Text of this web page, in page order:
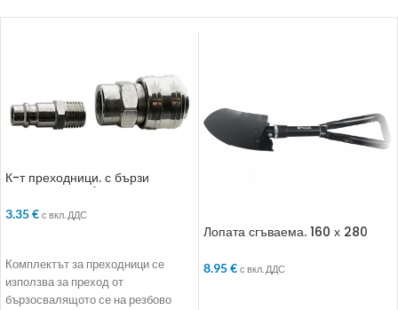
К-т преходници. с бързи
3.35€ с вкл. ДДС
Комплектът за преходници се
използва за преход от
бързосвалящото се на резбово
Лопата сгъваема. 160 х 280
8.95€ с вкл. ДДС